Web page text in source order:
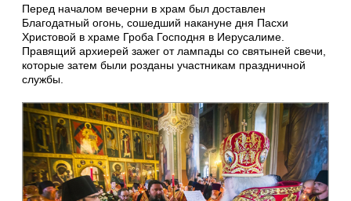
Перед началом вечерни в храм был доставлен
Благодатный огонь, сошедший накануне дня Пасхи
Христовой в храме Гроба Господня в Иерусалиме.
Правящий архиерей зажег от лампады со святыней свечи,
которые затем были розданы участникам праздничной
службы.